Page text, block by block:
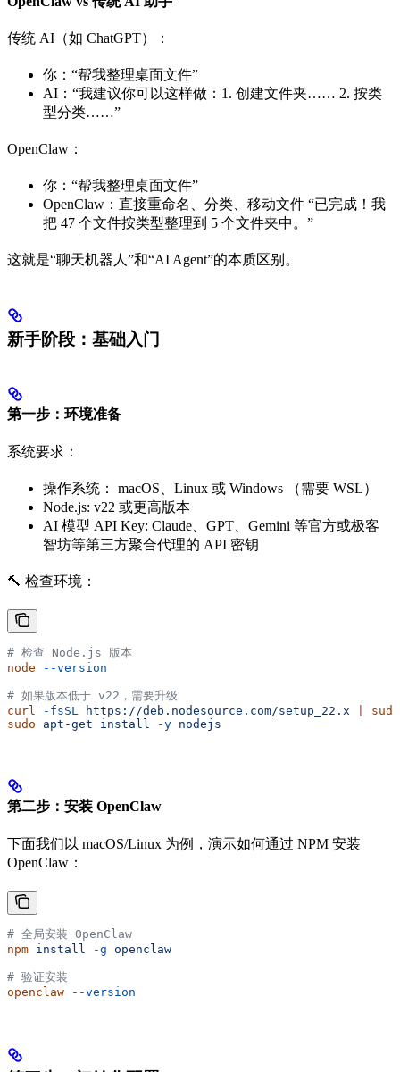
传统 AI（如 ChatGPT）：
你：“帮我整理桌面文件”
AI：“我建议你可以这样做：1. 创建文件夹…… 2. 按类
型分类……”
OpenClaw：
你：“帮我整理桌面文件”
OpenClaw：直接重命名、分类、移动文件 “已完成！我
把 47 个文件按类型整理到 5 个文件夹中。”
这就是“聊天机器人”和“AI Agent”的本质区别。
新手阶段：基础入门
第一步：环境准备
系统要求：
操作系统： macOS、Linux 或 Windows （需要 WSL）
Node.js: v22 或更高版本
AI 模型 API Key: Claude、GPT、Gemini 等官方或极客
智坊等第三方聚合代理的 API 密钥
🔨 检查环境：
# 检查 Node.js 版本
node --version
# 如果版本低于 v22，需要升级
curl -fsSL https://deb.nodesource.com/setup_22.x
sudo
sudo apt-get install -y nodejs
第二步：安装 OpenClaw
下面我们以 macOS/Linux 为例，演示如何通过 NPM 安装
OpenClaw：
# 全局安装 OpenClaw
npm install -g openclaw
# 验证安装
openclaw --version